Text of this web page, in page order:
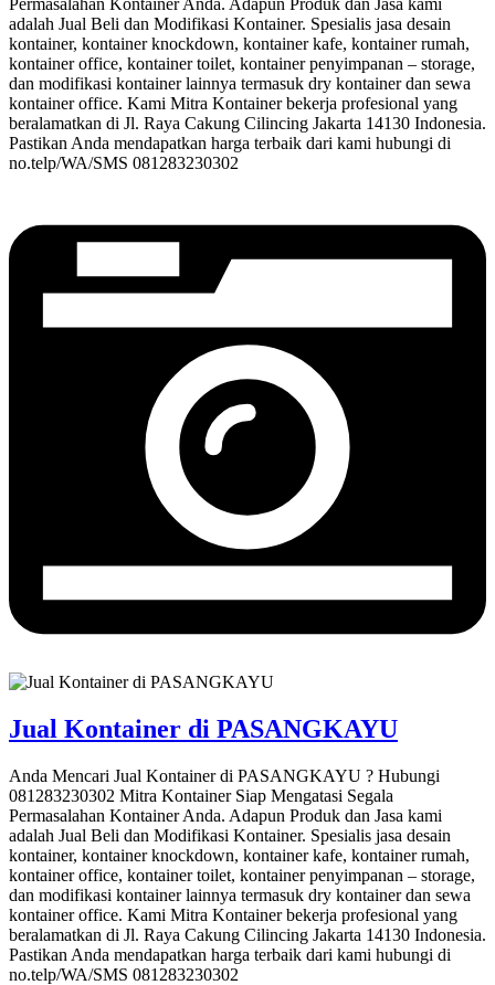
Permasalahan Kontainer Anda. Adapun Produk dan Jasa kami
adalah Jual Beli dan Modifikasi Kontainer. Spesialis jasa desain
kontainer, kontainer knockdown, kontainer kafe, kontainer rumah,
kontainer office, kontainer toilet, kontainer penyimpanan – storage,
dan modifikasi kontainer lainnya termasuk dry kontainer dan sewa
kontainer office. Kami Mitra Kontainer bekerja profesional yang
beralamatkan di Jl. Raya Cakung Cilincing Jakarta 14130 Indonesia.
Pastikan Anda mendapatkan harga terbaik dari kami hubungi di
no.telp/WA/SMS 081283230302
Jual Kontainer di PASANGKAYU
Anda Mencari Jual Kontainer di PASANGKAYU ? Hubungi
081283230302 Mitra Kontainer Siap Mengatasi Segala
Permasalahan Kontainer Anda. Adapun Produk dan Jasa kami
adalah Jual Beli dan Modifikasi Kontainer. Spesialis jasa desain
kontainer, kontainer knockdown, kontainer kafe, kontainer rumah,
kontainer office, kontainer toilet, kontainer penyimpanan – storage,
dan modifikasi kontainer lainnya termasuk dry kontainer dan sewa
kontainer office. Kami Mitra Kontainer bekerja profesional yang
beralamatkan di Jl. Raya Cakung Cilincing Jakarta 14130 Indonesia.
Pastikan Anda mendapatkan harga terbaik dari kami hubungi di
no.telp/WA/SMS 081283230302